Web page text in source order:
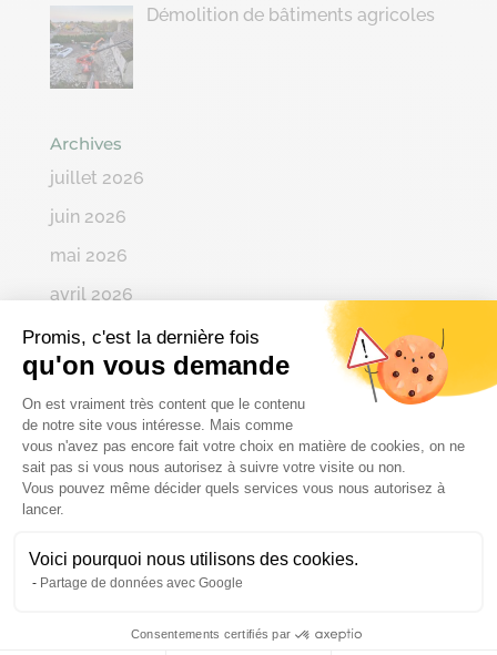
Promis, c'est la dernière fois
qu'on vous demande
Plateforme de Gestion du
On est vraiment très content que le contenu
de notre site vous intéresse. Mais comme
vous n'avez pas encore fait votre choix en matière de cookies, on ne
sait pas si vous nous autorisez à suivre votre visite ou non.
Vous pouvez même décider quels services vous nous autorisez à
lancer.
Voici pourquoi nous utilisons des cookies.
Partage de données avec Google
Consentements certifiés par
Axeptio consent
Démolition de bâtiments agricoles
Archives
juillet 2026
juin 2026
mai 2026
avril 2026
mars 2026
février 2026
janvier 2026
décembre 2025
novembre 2025
septembre 2025
juillet 2025